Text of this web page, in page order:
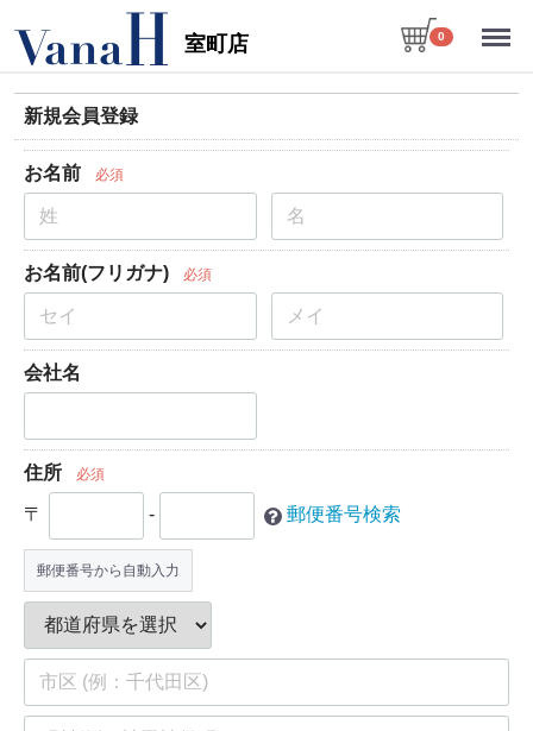
室町店 0
Menu
新規会員登録
お名前 必須
お名前(フリガナ) 必須
会社名
住所 必須
〒 - 郵便番号検索
郵便番号から自動入力